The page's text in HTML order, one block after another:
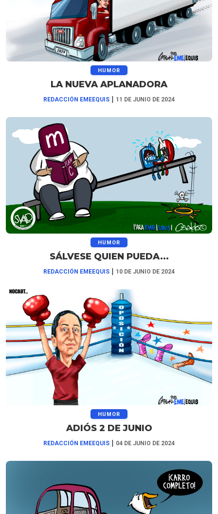
HUMOR
LA NUEVA APLANADORA
REDACCIÓN EMEEQUIS | 11 DE JUNIO DE 2024
HUMOR
SÁLVESE QUIEN PUEDA...
REDACCIÓN EMEEQUIS | 10 DE JUNIO DE 2024
HUMOR
ADIÓS 2 DE JUNIO
REDACCIÓN EMEEQUIS | 04 DE JUNIO DE 2024